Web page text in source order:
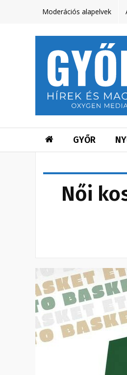
Moderációs alapelvek
GYŐR
Női